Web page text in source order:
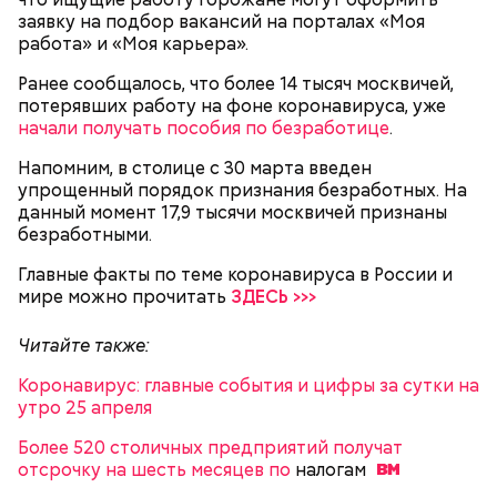
заявку на подбор вакансий на порталах «Моя
работа» и «Моя карьера».
Ранее сообщалось, что более 14 тысяч москвичей,
потерявших работу на фоне коронавируса, уже
начали получать пособия по безработице.
Напомним, в столице с 30 марта введен
упрощенный порядок признания безработных. На
данный момент 17,9 тысячи москвичей признаны
безработными.
Главные факты по теме коронавируса в России и
мире можно прочитать ЗДЕСЬ >>>
Читайте также:
Коронавирус: главные события и цифры за сутки на
утро 25 апреля
Более 520 столичных предприятий получат
отсрочку на шесть месяцев по налогам
— Какие в целом перспективы у онлайн-
экскурсий?
экскурсоводами и возможности своими глазами
увидеть подлинные экспонаты, почувствовать их
энергетику, возможность сфотографироваться на
фоне монумента «Покорителям космоса» онлайн-
формат точно не заменит.
вертолетная площадка.